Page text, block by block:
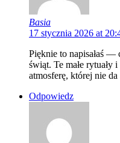
Basia
17 stycznia 2026 at
Pięknie to napisałaś
świąt. Te małe
atmosferę, której nie
Odpowiedz